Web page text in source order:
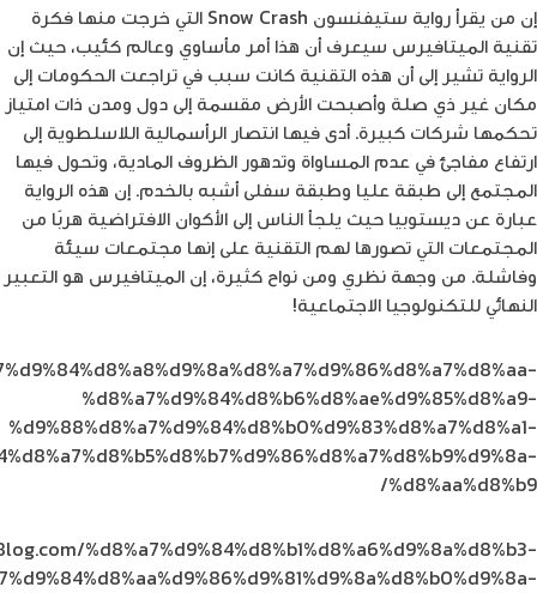
إن من يقرأ رواية ستيفنسون Snow Crash التي خرجت منها فكرة
تقنية الميتافيرس سيعرف أن هذا أمر مأساوي وعالم كئيب، حيث إن
الرواية تشير إلى أن هذه التقنية كانت سبب في تراجعت الحكومات إلى
مكان غير ذي صلة وأصبحت الأرض مقسمة إلى دول ومدن ذات امتياز
تحكمها شركات كبيرة. أدى فيها انتصار الرأسمالية اللاسلطوية إلى
ارتفاع مفاجئ في عدم المساواة وتدهور الظروف المادية، وتحول فيها
المجتمع إلى طبقة عليا وطبقة سفلى أشبه بالخدم. إن هذه الرواية
عبارة عن ديستوبيا حيث يلجأ الناس إلى الأكوان الافتراضية هربًا من
المجتمعات التي تصورها لهم التقنية على إنها مجتمعات سيئة
وفاشلة. من وجهة نظري ومن نواح كثيرة، إن الميتافيرس هو التعبير
النهائي للتكنولوجيا الاجتماعية!
%d8%a7%d9%84%d8%b6%d8%ae%d9%85%d8%a9-
%d9%88%d8%a7%d9%84%d8%b0%d9%83%d8%a7%d8%a1-
%d8%aa%d8%b9/
%d8%a7%d9%84%d8%b1%d8%a6%d9%8a%d8%b3-